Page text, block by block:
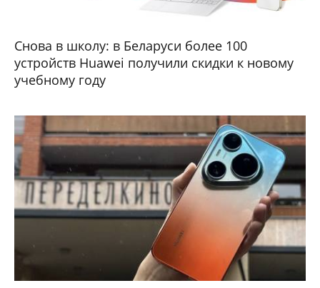
Снова в школу: в Беларуси более 100
устройств Huawei получили скидки к новому
учебному году